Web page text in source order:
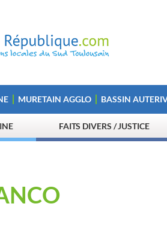
MURETAIN AGGLO BASSIN
FAITS DIVERS / JUSTICE